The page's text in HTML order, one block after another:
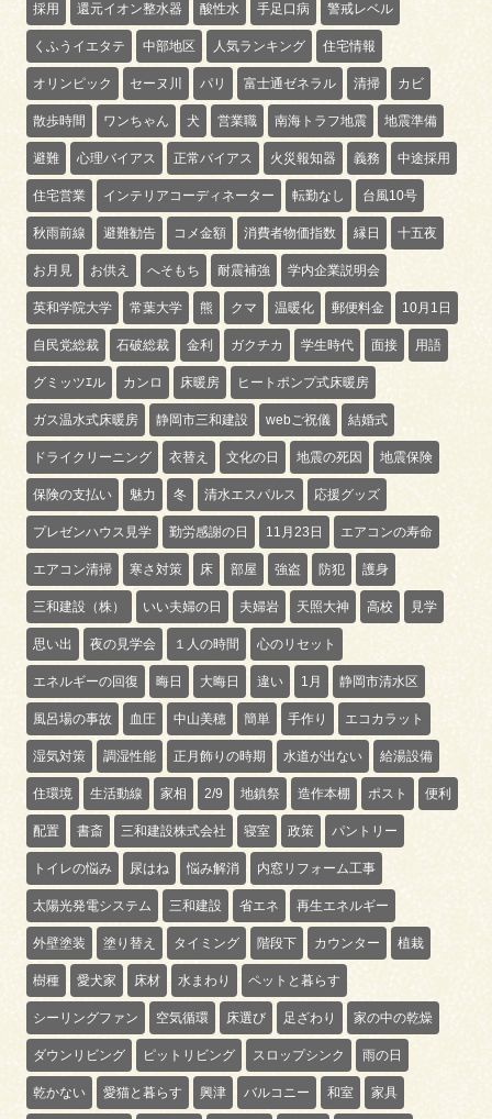
採用 還元イオン整水器 酸性水 手足口病 警戒レベル
くふうイエタテ 中部地区 人気ランキング 住宅情報
オリンピック セーヌ川 パリ 富士通ゼネラル 清掃 カビ
散歩時間 ワンちゃん 犬 営業職 南海トラフ地震 地震準備
避難 心理バイアス 正常バイアス 火災報知器 義務 中途採用
住宅営業 インテリアコーディネーター 転勤なし 台風10号
秋雨前線 避難勧告 コメ金額 消費者物価指数 縁日 十五夜
お月見 お供え へそもち 耐震補強 学内企業説明会
英和学院大学 常葉大学 熊 クマ 温暖化 郵便料金 10月1日
自民党総裁 石破総裁 金利 ガクチカ 学生時代 面接 用語
グミッツｴル カンロ 床暖房 ヒートポンプ式床暖房
ガス温水式床暖房 静岡市三和建設 webご祝儀 結婚式
ドライクリーニング 衣替え 文化の日 地震の死因 地震保険
保険の支払い 魅力 冬 清水エスパルス 応援グッズ
プレゼンハウス見学 勤労感謝の日 11月23日 エアコンの寿命
エアコン清掃 寒さ対策 床 部屋 強盗 防犯 護身
三和建設（株） いい夫婦の日 夫婦岩 天照大神 高校 見学
思い出 夜の見学会 １人の時間 心のリセット
エネルギーの回復 晦日 大晦日 違い 1月 静岡市清水区
風呂場の事故 血圧 中山美穂 簡単 手作り エコカラット
湿気対策 調湿性能 正月飾りの時期 水道が出ない 給湯設備
住環境 生活動線 家相 2/9 地鎮祭 造作本棚 ポスト 便利
配置 書斎 三和建設株式会社 寝室 政策 パントリー
トイレの悩み 尿はね 悩み解消 内窓リフォーム工事
太陽光発電システム 三和建設 省エネ 再生エネルギー
外壁塗装 塗り替え タイミング 階段下 カウンター 植栽
樹種 愛犬家 床材 水まわり ペットと暮らす
シーリングファン 空気循環 床選び 足ざわり 家の中の乾燥
ダウンリビング ピットリビング スロップシンク 雨の日
乾かない 愛猫と暮らす 興津 バルコニー 和室 家具